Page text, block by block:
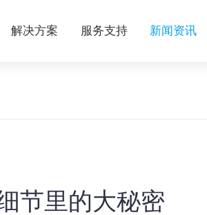
解决方案 服务支持 新闻资讯
节里的大秘密